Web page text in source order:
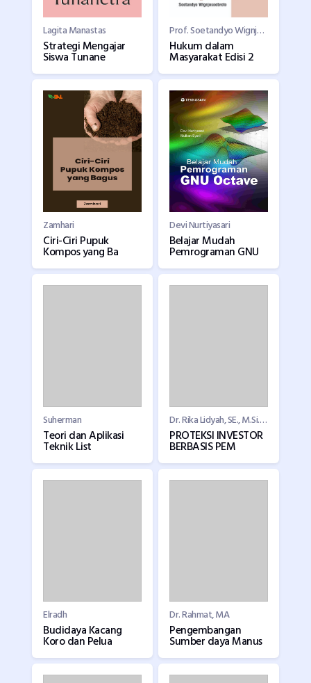
Lagita Manastas
Strategi Mengajar
Siswa Tunane
Prof. Soetandyo Wignjosoebroto
Hukum dalam
Masyarakat Edisi 2
Zamhari
Ciri-Ciri Pupuk
Kompos yang Ba
Devi Nurtiyasari
Belajar Mudah
Pemrograman GNU
Suherman
Teori dan Aplikasi
Teknik List
Dr. Rika Lidyah, SE., M.Si., Ak., CA
PROTEKSI INVESTOR
BERBASIS PEM
Elradh
Budidaya Kacang
Koro dan Pelua
Dr. Rahmat, MA
Pengembangan
Sumber daya Manus